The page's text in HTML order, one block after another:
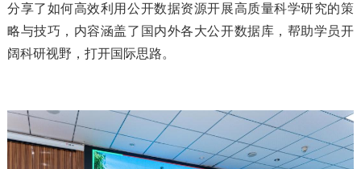
分享了如何高效利用公开数据资源开展高质量科学研究的策
略与技巧，内容涵盖了国内外各大公开数据库，帮助学员开
阔科研视野，打开国际思路。